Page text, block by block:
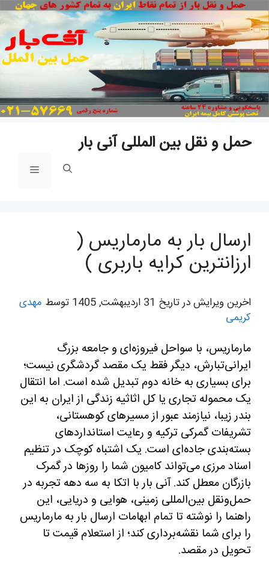
حمل و نقل بین المللی آنی بار
فهرست
ارسال بار به مارماریس (
ارزانترین کرایه باربری )
اخرین ویرایش در تاریخ 31 اردیبهشت, 1405 توسط
مهدی
کریمی
مارماریس، با سواحل فیروزه‌ای و جامعه بزرگ
ایرانی‌تبارش، دیگر فقط یک مقصد گردشگری نیست؛
برای بسیاری به خانه دوم تبدیل شده است. اما انتقال
یک محموله تجاری یا کل اثاثیه زندگی از ایران به این
بندر زیبا، نیازمند عبور از مسیرهای کوهستانی،
تشریفات گمرکی ترکیه و رعایت استانداردهای
بسته‌بندی جاده‌ای است. یک اشتباه کوچک در تنظیم
اسناد مرزی می‌تواند کامیون شما را روزها در گمرک
بازرگان معطل کند. آنی بار با اتکا به سه دهه تجربه در
حمل‌ونقل بین‌المللی زمینی، هوایی و دریایی، این
راهنما را نوشته تا تمام ابهامات ارسال بار به مارماریس
را برای شما نقشه‌برداری کند؛ از استعلام قیمت تا
تحویل در مقصد.